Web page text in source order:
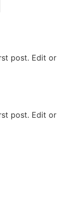
post. Edit or
post. Edit or